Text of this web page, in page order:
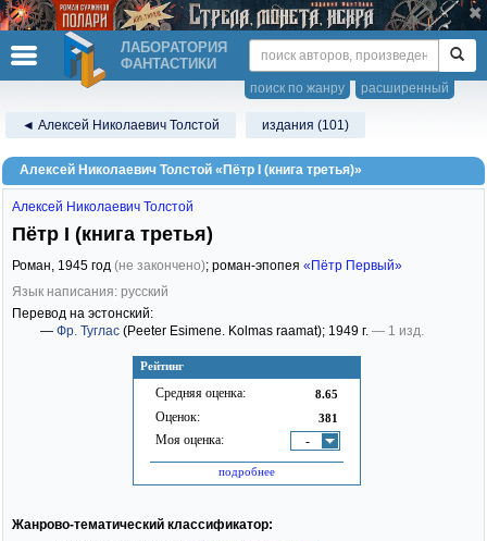
ЛАБОРАТОРИЯ
ФАНТАСТИКИ
расширенный
поиск по жанру
◄ Алексей Николаевич Толстой издания (101)
Алексей Николаевич Толстой «Пётр I (книга третья)»
Рейтинг
Средняя оценка: 8.65
Оценок: 381
Моя оценка: -
подробнее
Алексей Николаевич Толстой
Пётр I (книга третья)
Роман, 1945 год (не закончено); роман-эпопея «Пётр Первый»
Язык написания: русский
Перевод на эстонский:
— Фр. Туглас (Peeter Esimene. Kolmas raamat); 1949 г. — 1 изд.
Жанрово-тематический классификатор: